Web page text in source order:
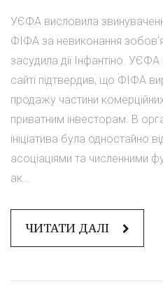
УЄФА висловила
ФІФА за невиконання
засудила дії Інфантіно.
сайті підтвердив, що ФІФА
продажу частини
приватним інвесторам. В
ініціатива була одностайно
асоціаціями та численними
ак...
ЧИТАТИ ДАЛІ